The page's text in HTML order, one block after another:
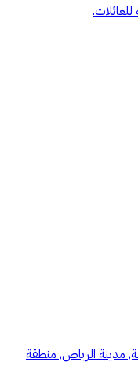
مدينة الرياض, منطقة